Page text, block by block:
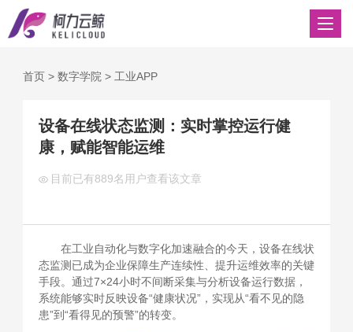
首页> 数字学院 > 工业APP
设备在线状态监测：实时掌控运行健
康，赋能智能运维
目前已有889名用户查看该文章
在工业自动化与数字化加速融合的今天，设备在线状
态监测已成为企业保障生产连续性、提升运维效率的关键
手段。通过7×24小时不间断采集与分析设备运行数据，
系统能够实时反映设备“健康状况”，实现从“看不见的隐
患”到“看得见的预警”的转变。